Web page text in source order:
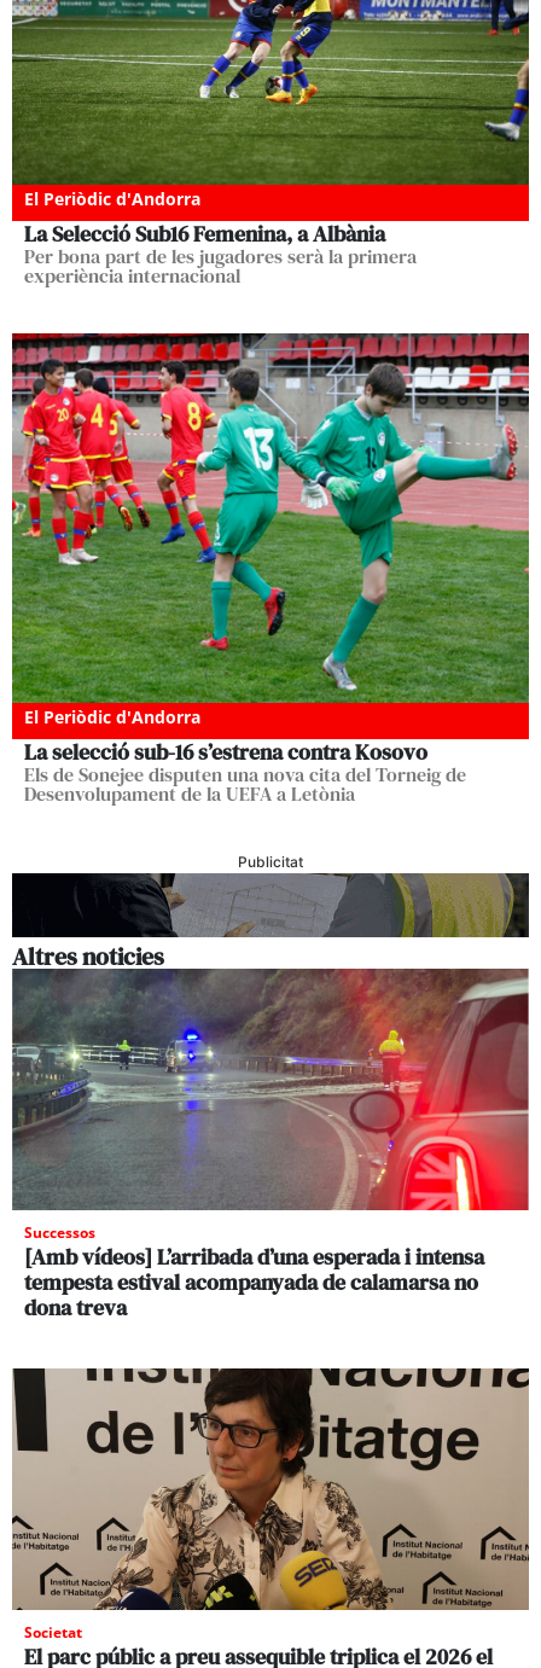
El Periòdic d'Andorra
La Selecció Sub16 Femenina, a Albània
Per bona part de les jugadores serà la primera
experiència internacional
El Periòdic d'Andorra
La selecció sub-16 s’estrena contra Kosovo
Els de Sonejee disputen una nova cita del Torneig de
Desenvolupament de la UEFA a Letònia
Publicitat
Altres noticies
Successos
[Amb vídeos] L’arribada d’una esperada i intensa
tempesta estival acompanyada de calamarsa no
dona treva
Societat
El parc públic a preu assequible triplica el 2026 el